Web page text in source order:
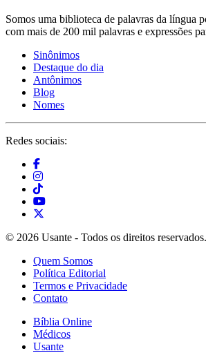
Somos uma biblioteca de palavras da língua
com mais de 200 mil palavras e expressões
Sinônimos
Destaque do dia
Antônimos
Blog
Nomes
Redes sociais:
© 2026 Usante - Todos os direitos reservados.
Quem Somos
Política Editorial
Termos e Privacidade
Contato
Bíblia Online
Médicos
Usante